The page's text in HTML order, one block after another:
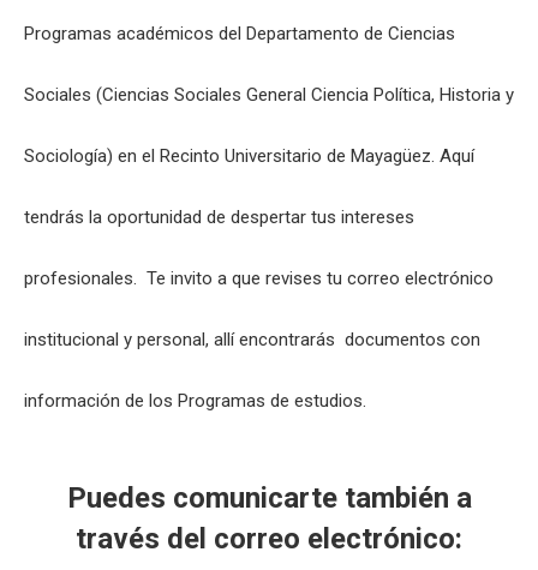
Programas académicos del Departamento de Ciencias
Sociales (Ciencias Sociales General Ciencia Política, Historia y
Sociología) en el Recinto Universitario de Mayagüez. Aquí
tendrás la oportunidad de despertar tus intereses
profesionales. Te invito a que revises tu correo electrónico
institucional y personal, allí encontrarás documentos con
información de los Programas de estudios.
Puedes comunicarte también a
través del correo electrónico: